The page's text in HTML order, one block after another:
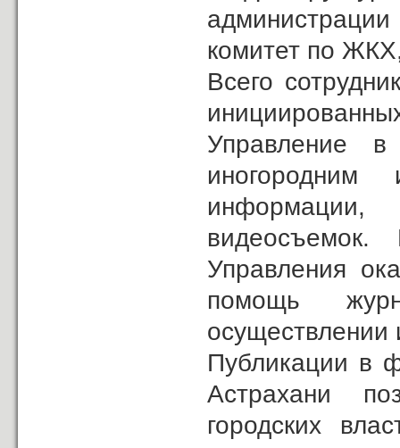
комитет по
Всего
Управление
информации,
Управления
помощь
осуществлении
Публикации в
Астрахани
городских